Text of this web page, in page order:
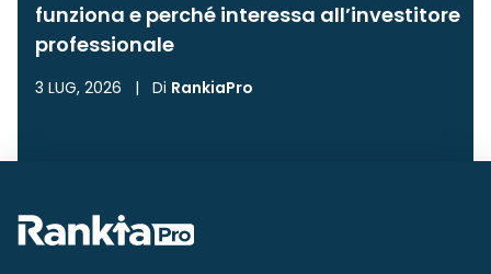
funziona e perché interessa all’investitore
professionale
3 LUG, 2026 | Di RankiaPro